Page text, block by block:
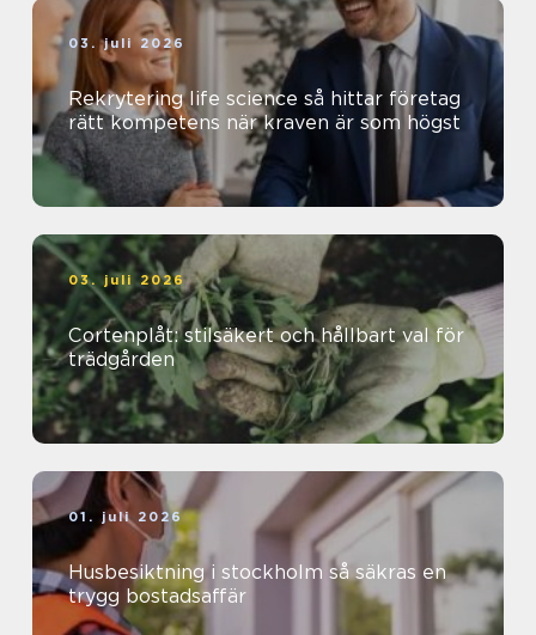
03. juli 2026
Rekrytering life science så hittar företag
rätt kompetens när kraven är som högst
03. juli 2026
Cortenplåt: stilsäkert och hållbart val för
trädgården
01. juli 2026
Husbesiktning i stockholm så säkras en
trygg bostadsaffär